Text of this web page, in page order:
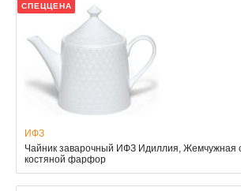
СПЕЦЦЕНА
ИФЗ
Чайник заварочный ИФЗ Идиллия, Жемчужная
костяной фарфор